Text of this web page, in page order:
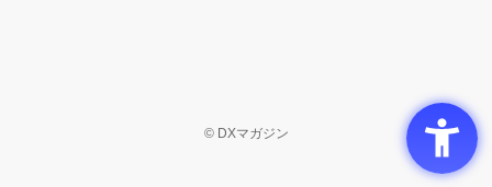
©DXマガジン